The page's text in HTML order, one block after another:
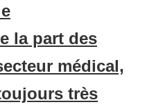
la part des
médical,
très